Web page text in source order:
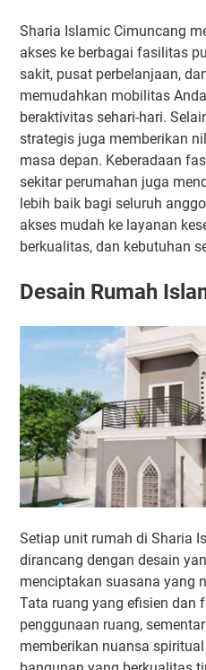
Sharia Islamic Cimuncang
akses ke berbagai fasilitas
sakit, pusat perbelanjaan,
memudahkan mobilitas
beraktivitas sehari-hari.
strategis juga memberikan
masa depan. Keberadaan
sekitar perumahan juga
lebih baik bagi seluruh
akses mudah ke layanan
berkualitas, dan kebutuhan
Desain Rumah
Setiap unit rumah di Sharia
dirancang dengan desain
menciptakan suasana yang
Tata ruang yang efisien dan
penggunaan ruang,
memberikan nuansa